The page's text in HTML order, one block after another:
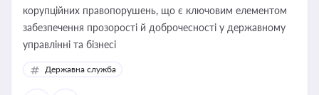
корупційних правопорушень, що є ключовим елементом
забезпечення прозорості й доброчесності у державному
управлінні та бізнесі
Державна служба